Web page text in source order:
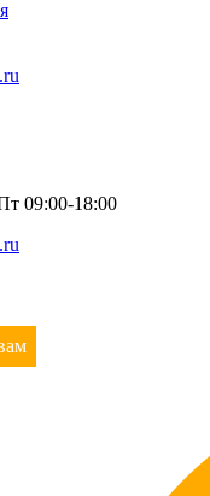
09:00-18:00